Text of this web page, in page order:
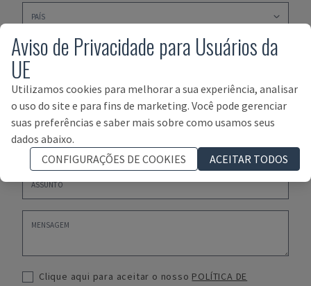
Clique aqui para aceitar o nosso POLÍTICA DE
Aviso de Privacidade para Usuários da
UE
Utilizamos cookies para melhorar a sua experiência, analisar
o uso do site e para fins de marketing. Você pode gerenciar
suas preferências e saber mais sobre como usamos seus
dados abaixo.
CONFIGURAÇÕES DE COOKIES
ACEITAR TODOS